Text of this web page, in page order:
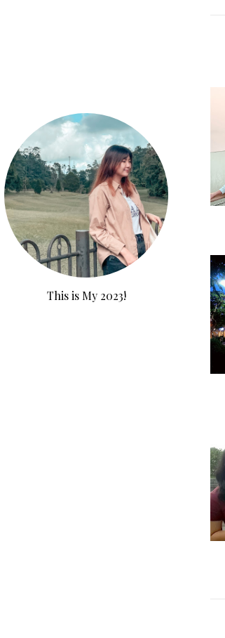
This is My 2023!